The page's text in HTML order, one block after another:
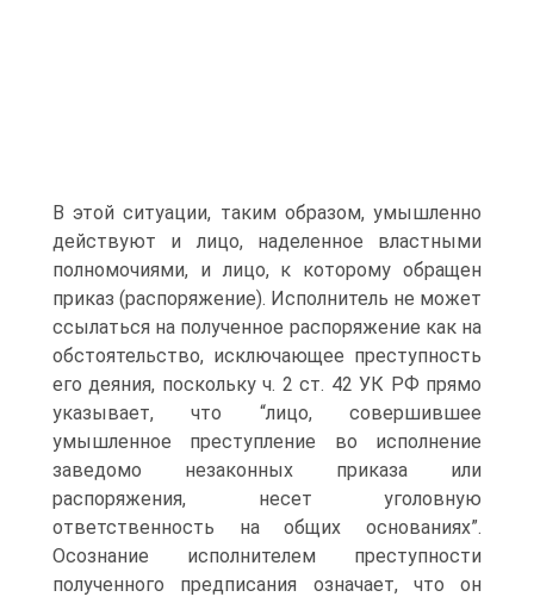
В этой ситуации, таким образом, умышленно
действуют и лицо, наделенное властными
полномочиями, и лицо, к которому обращен
приказ (распоряжение). Исполнитель не может
ссылаться на полученное распоряжение как на
обстоятельство, исключающее преступность
его деяния, поскольку ч. 2 ст. 42 УК РФ прямо
указывает, что “лицо, совершившее
умышленное преступление во исполнение
заведомо незаконных приказа или
распоряжения, несет уголовную
ответственность на общих основаниях”.
Осознание исполнителем преступности
полученного предписания означает, что он